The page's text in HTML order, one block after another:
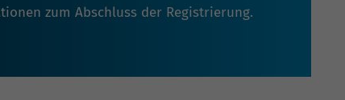
zum Abschluss der Registrierung.